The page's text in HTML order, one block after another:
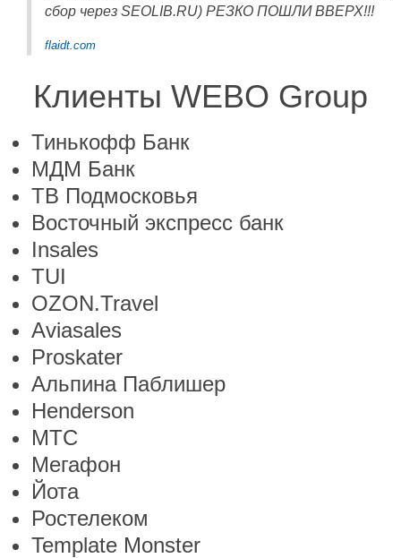
сбор через SEOLIB.RU) РЕЗКО ПОШЛИ ВВЕРХ!!!
flaidt.com
Клиенты WEBO Group
Тинькофф Банк
МДМ Банк
ТВ Подмосковья
Восточный экспресс банк
Insales
TUI
OZON.Travel
Aviasales
Proskater
Альпина Паблишер
Henderson
МТС
Мегафон
Йота
Ростелеком
Template Monster